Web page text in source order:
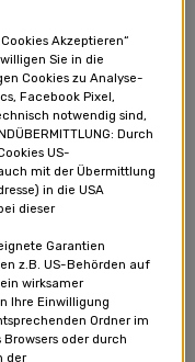
Homepage und in
Erklärung zum
geben.
COOKIES
der Website
Systemen nicht
diese Cookies
Aktionen
Akzeptieren“
Sie in die
Cookies zu Analyse-
Facebook Pixel,
notwendig sind,
Durch
US-
mit der Übermittlung
in die USA
dieser
Garantien
z.B. US-Behörden auf
wirksamer
Ihre Einwilligung
Ordner im
oder durch
der